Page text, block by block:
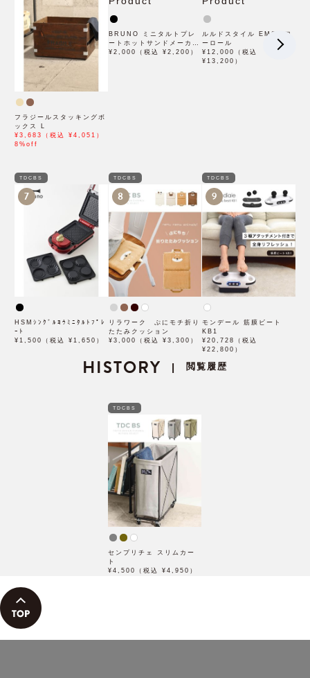
フラジールスタッキングボ
ックス L
¥3,683（税込 ¥4,051）
8%off
BRUNO ミニタルトプレ
ートホットサンドメーカー
ダブル用
¥2,000（税込 ¥2,200）
ルルドスタイル EMSパワ
ーロール
¥12,000（税込
¥13,200）
TDCBS
7
HSMｼﾝｸﾞﾙﾖｳﾐﾆﾀﾙﾄﾌﾟﾚ
ｰﾄ
¥1,500（税込 ¥1,650）
TDCBS
8
リラワーク ぷにモチ折り
たたみクッション
¥3,000（税込 ¥3,300）
TDCBS
9
モンデール 筋膜ビート
KB1
¥20,728（税込
¥22,800）
HISTORY | 閲覧履歴
TDCBS
センプリチェ スリムカー
ト
¥4,500（税込 ¥4,950）